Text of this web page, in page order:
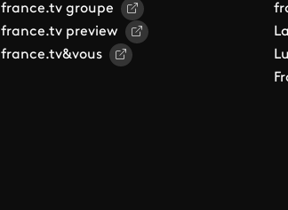
france.tv groupe
france.tv preview
france.tv&vous